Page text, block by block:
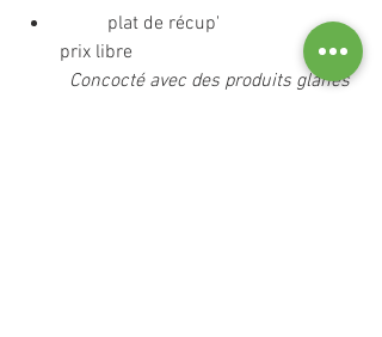
prix libre
Concocté avec des produits glanés